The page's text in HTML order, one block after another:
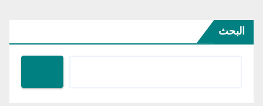
البحث